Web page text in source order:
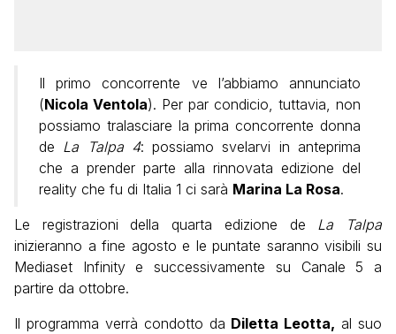
Il primo concorrente ve l’abbiamo annunciato
(Nicola Ventola). Per par condicio, tuttavia, non
possiamo tralasciare la prima concorrente donna
de La Talpa 4: possiamo svelarvi in anteprima
che a prender parte alla rinnovata edizione del
reality che fu di Italia 1 ci sarà Marina La Rosa.
Le registrazioni della quarta edizione de La Talpa
inizieranno a fine agosto e le puntate saranno visibili su
Mediaset Infinity e successivamente su Canale 5 a
partire da ottobre.
Il programma verrà condotto da Diletta Leotta, al suo